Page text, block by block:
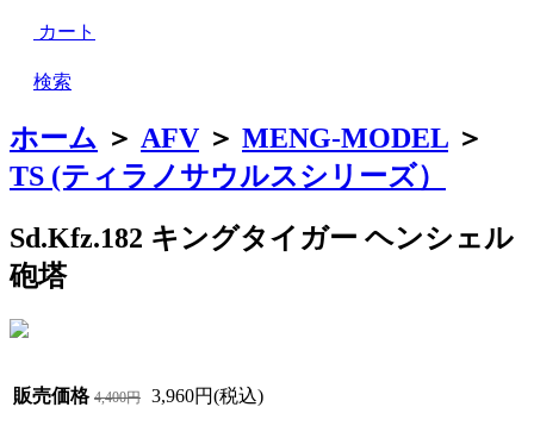
カート
検索
ホーム ＞ AFV ＞ MENG-MODEL ＞
TS (ティラノサウルスシリーズ）
Sd.Kfz.182 キングタイガー ヘンシェル
砲塔
販売価格 4,400円 3,960円(税込)